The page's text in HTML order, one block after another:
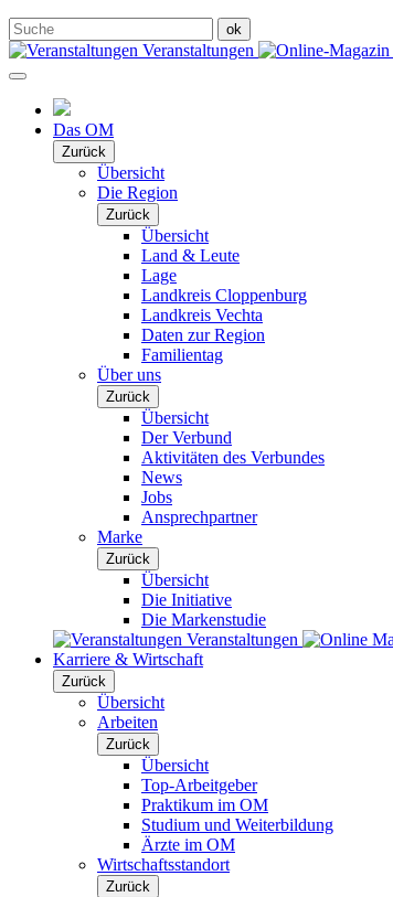
Veranstaltungen
Das OM
Zurück
Übersicht
Die Region
Zurück
Übersicht
Land & Leute
Lage
Landkreis Cloppenburg
Landkreis Vechta
Daten zur Region
Familientag
Über uns
Zurück
Übersicht
Der Verbund
Aktivitäten des Verbundes
News
Jobs
Ansprechpartner
Marke
Zurück
Übersicht
Die Initiative
Die Markenstudie
Veranstaltungen
Karriere & Wirtschaft
Zurück
Übersicht
Arbeiten
Zurück
Übersicht
Top-Arbeitgeber
Praktikum im OM
Studium und Weiterbildung
Ärzte im OM
Wirtschaftsstandort
Zurück